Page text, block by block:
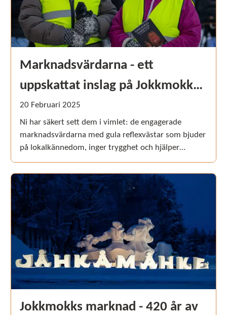
Marknadsvärdarna - ett
uppskattat inslag på Jokkmokks
marknad
20 Februari 2025
Ni har säkert sett dem i vimlet: de engagerade
marknadsvärdarna med gula reflexvästar som bjuder
på lokalkännedom, inger trygghet och hjälper
besökare.
Jokkmokks marknad - 420 år av